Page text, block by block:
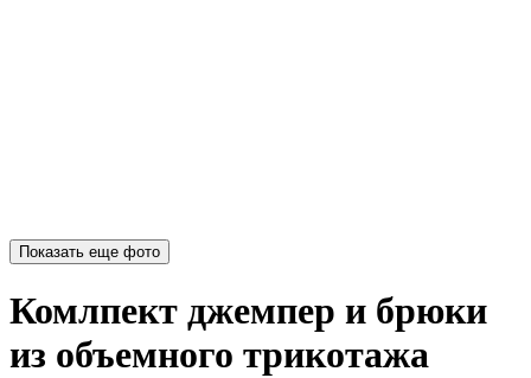
Показать еще фото
Комлпект джемпер и брюки
из объемного трикотажа